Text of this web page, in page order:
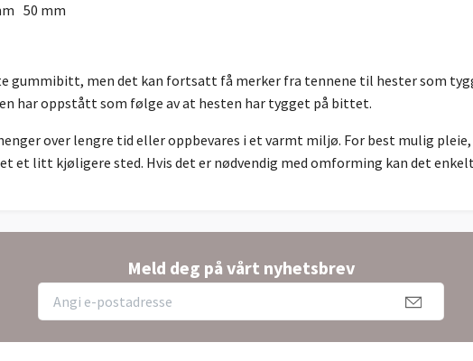
50 mm
gummibitt, men det kan fortsatt få merker fra tennene til hester som
har oppstått som følge av at hesten har tygget på bittet.
over lengre tid eller oppbevares i et varmt miljø. For best mulig
et litt kjøligere sted. Hvis det er nødvendig med omforming kan det
Meld deg på vårt nyhetsbrev